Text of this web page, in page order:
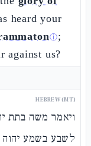
heard your
ⓘ;
against us?
HEBREW (MT)
ויאמר משה בתת
לשבע בשמע